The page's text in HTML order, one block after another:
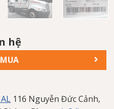
hệ
116 Nguyễn Đức Cảnh,